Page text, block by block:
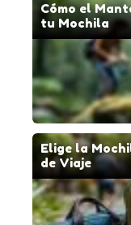
Cómo el
tu Mochila
Elige la
de Viaje